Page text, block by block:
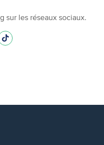
sur les réseaux sociaux.